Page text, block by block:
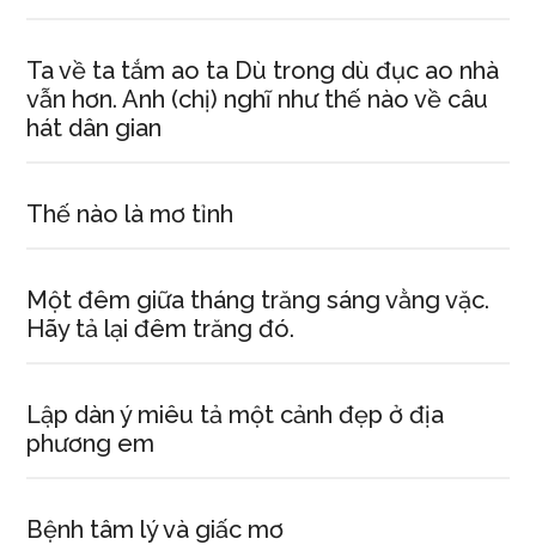
Ta về ta tắm ao ta Dù trong dù đục ao nhà
vẫn hơn. Anh (chị) nghĩ như thế nào về câu
hát dân gian
Thế nào là mơ tỉnh
Một đêm giữa tháng trăng sáng vằng vặc.
Hãy tả lại đêm trăng đó.
Lập dàn ý miêu tả một cảnh đẹp ở địa
phương em
Bệnh tâm lý và giấc mơ